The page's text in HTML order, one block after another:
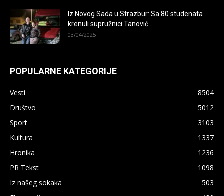
Iz Novog Sada u Strazbur: Sa 80 studenata
krenuli supružnici Tanović...
03/04/2025
POPULARNE KATEGORIJE
Vesti
8504
Društvo
5012
Sport
3103
Kultura
1337
Hronika
1236
PR Tekst
1098
Iz našeg sokaka
503